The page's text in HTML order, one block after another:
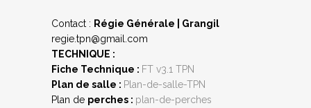
Contact : Régie Générale | Grangil
regie.tpn@gmail.com
TECHNIQUE :
Fiche Technique : FT v3.1 TPN
Plan de salle : Plan-de-salle-TPN
Plan de perches : plan-de-perches